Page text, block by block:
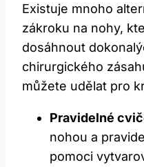
Existuje mnoho
zákroku na nohy,
dosáhnout
⁣chirurgického
⁤můžete udělat pro
Pravidelné
nohou a
pomoci